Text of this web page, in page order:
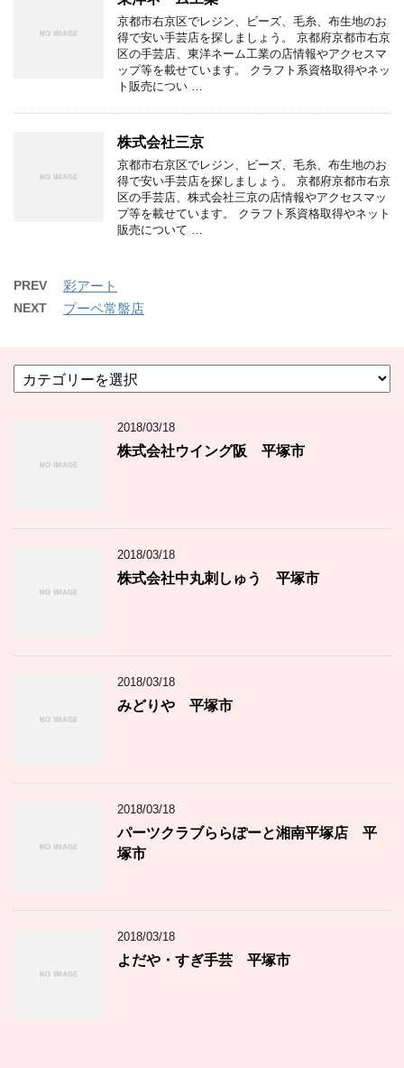
京都市右京区でレジン、ビーズ、毛糸、布生地のお
得で安い手芸店を探しましょう。 京都府京都市右京
区の手芸店、東洋ネーム工業の店情報やアクセスマ
ップ等を載せています。 クラフト系資格取得やネッ
ト販売につい …
株式会社三京
京都市右京区でレジン、ビーズ、毛糸、布生地のお
得で安い手芸店を探しましょう。 京都府京都市右京
区の手芸店、株式会社三京の店情報やアクセスマッ
プ等を載せています。 クラフト系資格取得やネット
販売について …
PREV 彩アート
NEXT プーペ常盤店
テ
2018/03/18
株式会社ウイング阪 平塚市
2018/03/18
株式会社中丸刺しゅう 平塚市
2018/03/18
みどりや 平塚市
2018/03/18
パーツクラブららぽーと湘南平塚店 平
塚市
2018/03/18
よだや・すぎ手芸 平塚市